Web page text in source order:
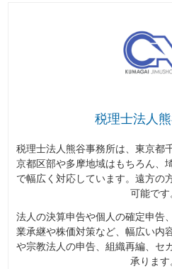
税理士法人
税理士法人熊谷事務所は、東京都
京都区部や多摩地域はもちろん、
で幅広く対応しています。遠方の
可能です
法人の決算申告や個人の確定申告
業承継や株価対策など、幅広い内
や宗教法人の申告、組織再編、セ
承ります